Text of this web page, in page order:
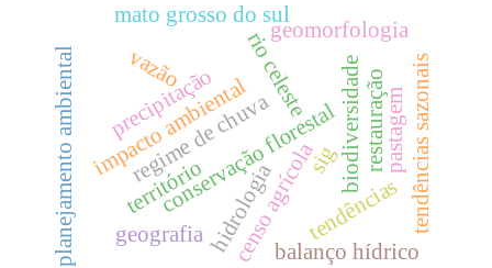
conservação florestal
impacto ambiental
censo agrícola
biodiversidade
rio celeste
tendências
precipitação
vazão
balanço hídrico
geomorfologia
hidrologia
planejamento ambiental regime de chuva tendências sazonais
território
mato grosso do sul
restauraçãopastagem
geografia
sig